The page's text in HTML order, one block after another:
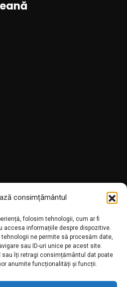
consimțământul
folosim tehnologii, cum ar fi
accesa informațiile despre dispozitive.
ne permite să procesăm date,
sau ID-uri unice pe acest site.
îți retragi consimțământul dat poate
anumite funcționalități și funcții.
cele mai noi stiri din partea